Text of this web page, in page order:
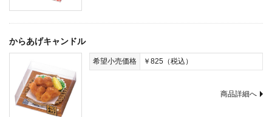
からあげキャンドル
希望小売価格 ￥825（税込）
商品詳細へ